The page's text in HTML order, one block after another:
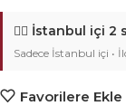
🚴‍♂️ İstanbul içi 2
Sadece İstanbul içi •
Favorilere Ekle